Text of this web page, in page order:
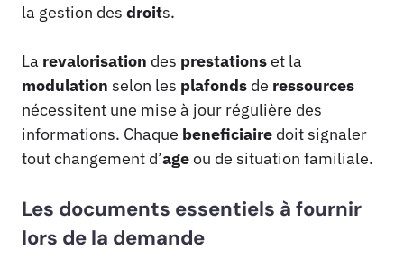
la gestion des droits.
La revalorisation des prestationset la
modulation selon les plafonds de ressources
nécessitent une mise à jour régulière des
informations. Chaque beneficiaire doit signaler
tout changement d’ageou de situation familiale.
Les documents essentiels à fournir
lors de la demande